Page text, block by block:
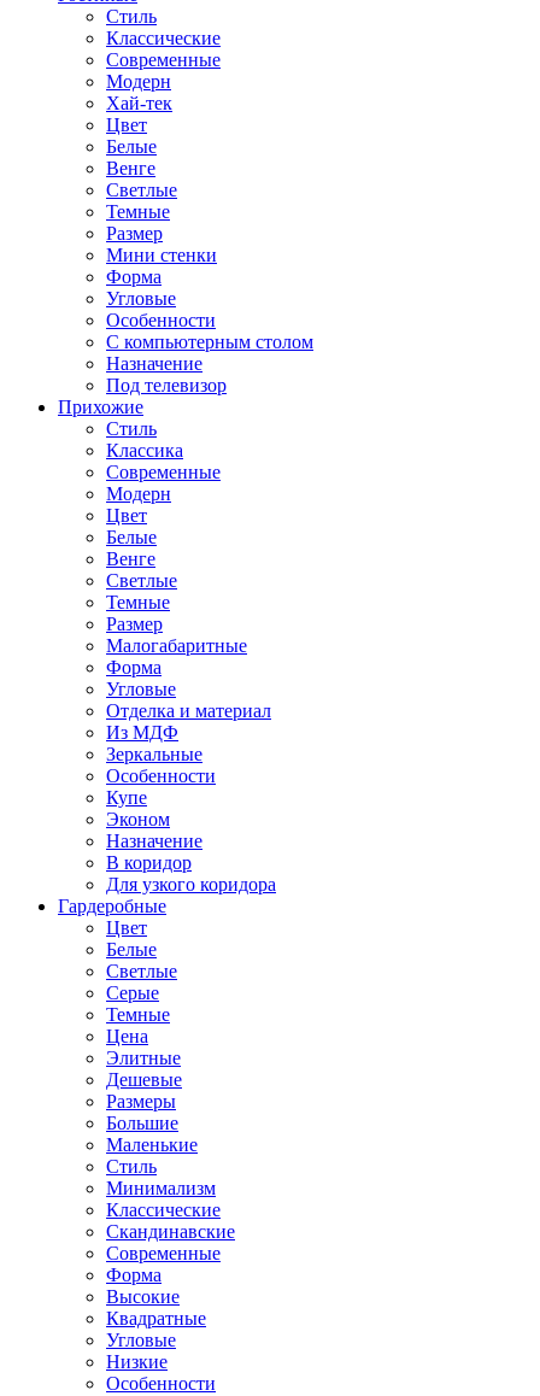
Стиль
Классические
Современные
Модерн
Хай-тек
Цвет
Белые
Венге
Светлые
Темные
Размер
Мини стенки
Форма
Угловые
Особенности
С компьютерным столом
Назначение
Под телевизор
Прихожие
Стиль
Классика
Современные
Модерн
Цвет
Белые
Венге
Светлые
Темные
Размер
Малогабаритные
Форма
Угловые
Отделка и материал
Из МДФ
Зеркальные
Особенности
Купе
Эконом
Назначение
В коридор
Для узкого коридора
Гардеробные
Цвет
Белые
Светлые
Серые
Темные
Цена
Элитные
Дешевые
Размеры
Большие
Маленькие
Стиль
Минимализм
Классические
Скандинавские
Современные
Форма
Высокие
Квадратные
Угловые
Низкие
Особенности